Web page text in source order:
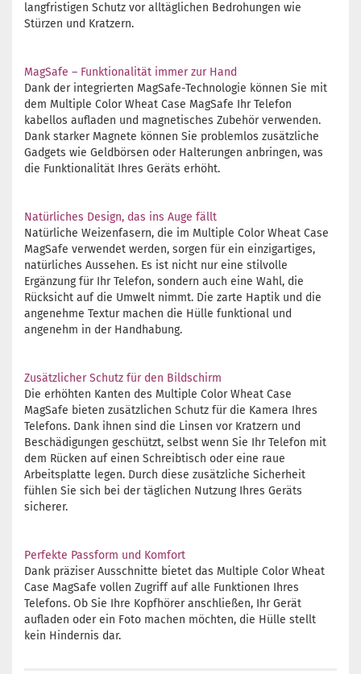
langfristigen Schutz vor alltäglichen Bedrohungen wie
Stürzen und Kratzern.
MagSafe – Funktionalität immer zur Hand
Dank der integrierten MagSafe-Technologie können Sie mit
dem Multiple Color Wheat Case MagSafe Ihr Telefon
kabellos aufladen und magnetisches Zubehör verwenden.
Dank starker Magnete können Sie problemlos zusätzliche
Gadgets wie Geldbörsen oder Halterungen anbringen, was
die Funktionalität Ihres Geräts erhöht.
Natürliches Design, das ins Auge fällt
Natürliche Weizenfasern, die im Multiple Color Wheat Case
MagSafe verwendet werden, sorgen für ein einzigartiges,
natürliches Aussehen. Es ist nicht nur eine stilvolle
Ergänzung für Ihr Telefon, sondern auch eine Wahl, die
Rücksicht auf die Umwelt nimmt. Die zarte Haptik und die
angenehme Textur machen die Hülle funktional und
angenehm in der Handhabung.
Zusätzlicher Schutz für den Bildschirm
Die erhöhten Kanten des Multiple Color Wheat Case
MagSafe bieten zusätzlichen Schutz für die Kamera Ihres
Telefons. Dank ihnen sind die Linsen vor Kratzern und
Beschädigungen geschützt, selbst wenn Sie Ihr Telefon mit
dem Rücken auf einen Schreibtisch oder eine raue
Arbeitsplatte legen. Durch diese zusätzliche Sicherheit
fühlen Sie sich bei der täglichen Nutzung Ihres Geräts
sicherer.
Perfekte Passform und Komfort
Dank präziser Ausschnitte bietet das Multiple Color Wheat
Case MagSafe vollen Zugriff auf alle Funktionen Ihres
Telefons. Ob Sie Ihre Kopfhörer anschließen, Ihr Gerät
aufladen oder ein Foto machen möchten, die Hülle stellt
kein Hindernis dar.